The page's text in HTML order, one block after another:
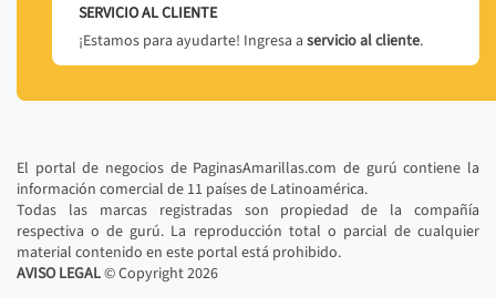
SERVICIO AL CLIENTE
¡Estamos para ayudarte! Ingresa a servicio al cliente.
El portal de negocios de PaginasAmarillas.com de gurú contiene la
información comercial de 11 países de Latinoamérica.
Todas las marcas registradas son propiedad de la compañía
respectiva o de gurú. La reproducción total o parcial de cualquier
material contenido en este portal está prohibido.
AVISO LEGAL© Copyright2026